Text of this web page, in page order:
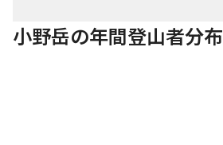
小野岳の年間登山者分布